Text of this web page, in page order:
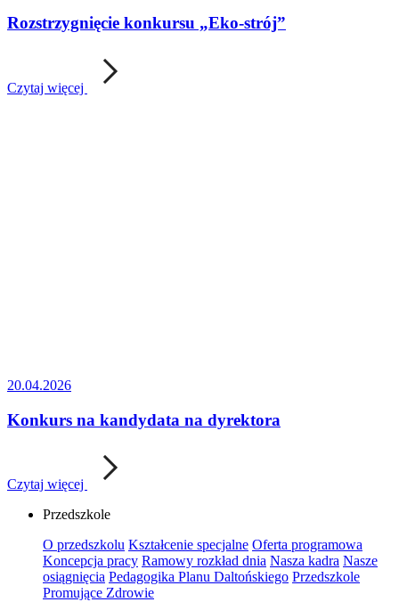
Rozstrzygnięcie konkursu „Eko-strój”
Czytaj więcej
20.04.2026
Konkurs na kandydata na dyrektora
Czytaj więcej
Przedszkole
O przedszkolu Kształcenie specjalne Oferta programowa
Koncepcja pracy Ramowy rozkład dnia Nasza kadra Nasze
osiągnięcia Pedagogika Planu Daltońskiego Przedszkole
Promujące Zdrowie